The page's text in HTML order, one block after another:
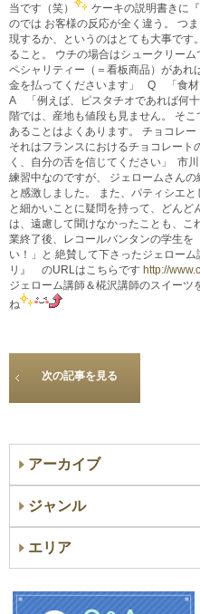
当です（笑）
ケーキの説明書きに
のでは お客様の反応が全く違う。 つ
現するか、というのはとても大事です
ること。 ウチの場合はシュークリー
ペシャリティー（＝看板商品）があれ
金を払ってくださいます」 Q 「食材
A 「例えば、ピスタチオであれば何
階では、産地も値段も見ません。 そ
あることはよくあります。 チョコレ
それはフランスにおけるチョコレー
く、自分の舌を信じてください」
市
練習中なのですが、 ジェロームさん
と感激しました。 また、パティシエ
と細かいことに疑問を持って、どん
は、遠慮して聞けなかったことも、こ
業終了後、レコールバンタンの学生を
い！」と 絶賛して下さったジェロー
リ』 のURLはこちらです http://
ジェローム講師＆椛沢講師のスイー
ね
次の記事を見る
アーカイブ
ジャンル
エリア